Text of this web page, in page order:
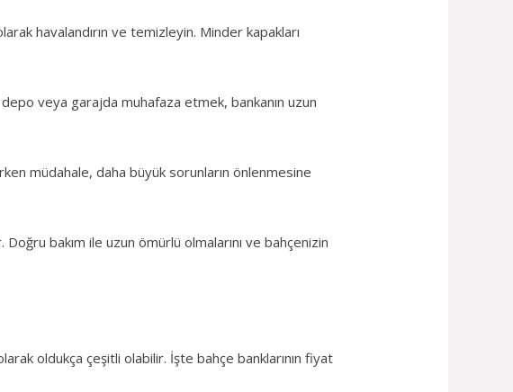
havalandırın ve temizleyin. Minder kapakları
depo veya garajda muhafaza etmek, bankanın uzun
müdahale, daha büyük sorunların önlenmesine
bakım ile uzun ömürlü olmalarını ve bahçenizin
oldukça çeşitli olabilir. İşte bahçe banklarının fiyat